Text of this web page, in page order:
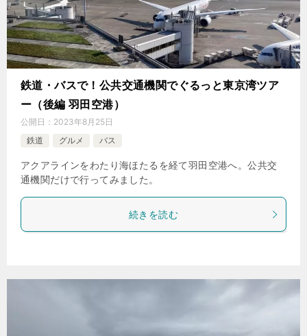
鉄道・バスで！公共交通機関でぐるっと東京湾ツア
ー（後編 羽田空港）
公開日： 2023年8月25日
鉄道
グルメ バス
アクアラインをわたり海ほたるを経て羽田空港へ。公共交
通機関だけで行ってみました。
続きを読む